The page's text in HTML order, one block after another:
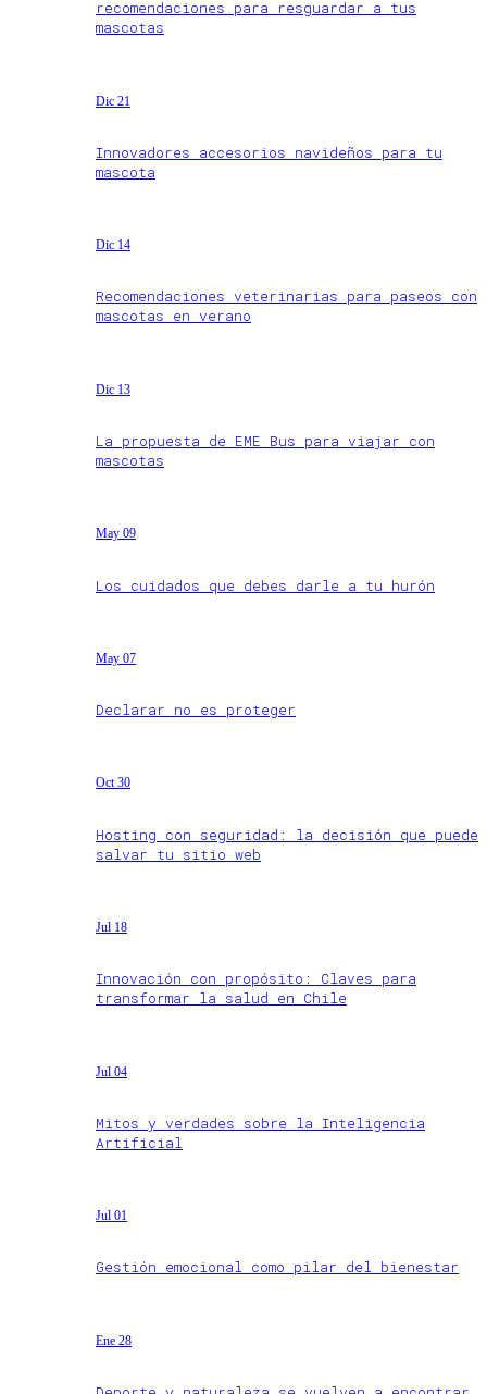
recomendaciones para resguardar a tus
mascotas
Dic 21
Innovadores accesorios navideños para tu
mascota
Dic 14
Recomendaciones veterinarias para paseos con
mascotas en verano
Dic 13
La propuesta de EME Bus para viajar con
mascotas
May 09
Los cuidados que debes darle a tu hurón
May 07
Declarar no es proteger
Oct 30
Hosting con seguridad: la decisión que puede
salvar tu sitio web
Jul 18
Innovación con propósito: Claves para
transformar la salud en Chile
Jul 04
Mitos y verdades sobre la Inteligencia
Artificial
Jul 01
Gestión emocional como pilar del bienestar
Ene 28